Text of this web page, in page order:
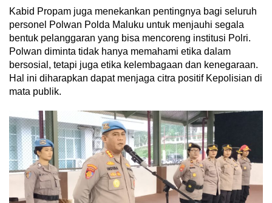
Kabid Propam juga menekankan pentingnya bagi seluruh
personel Polwan Polda Maluku untuk menjauhi segala
bentuk pelanggaran yang bisa mencoreng institusi Polri.
Polwan diminta tidak hanya memahami etika dalam
bersosial, tetapi juga etika kelembagaan dan kenegaraan.
Hal ini diharapkan dapat menjaga citra positif Kepolisian di
mata publik.